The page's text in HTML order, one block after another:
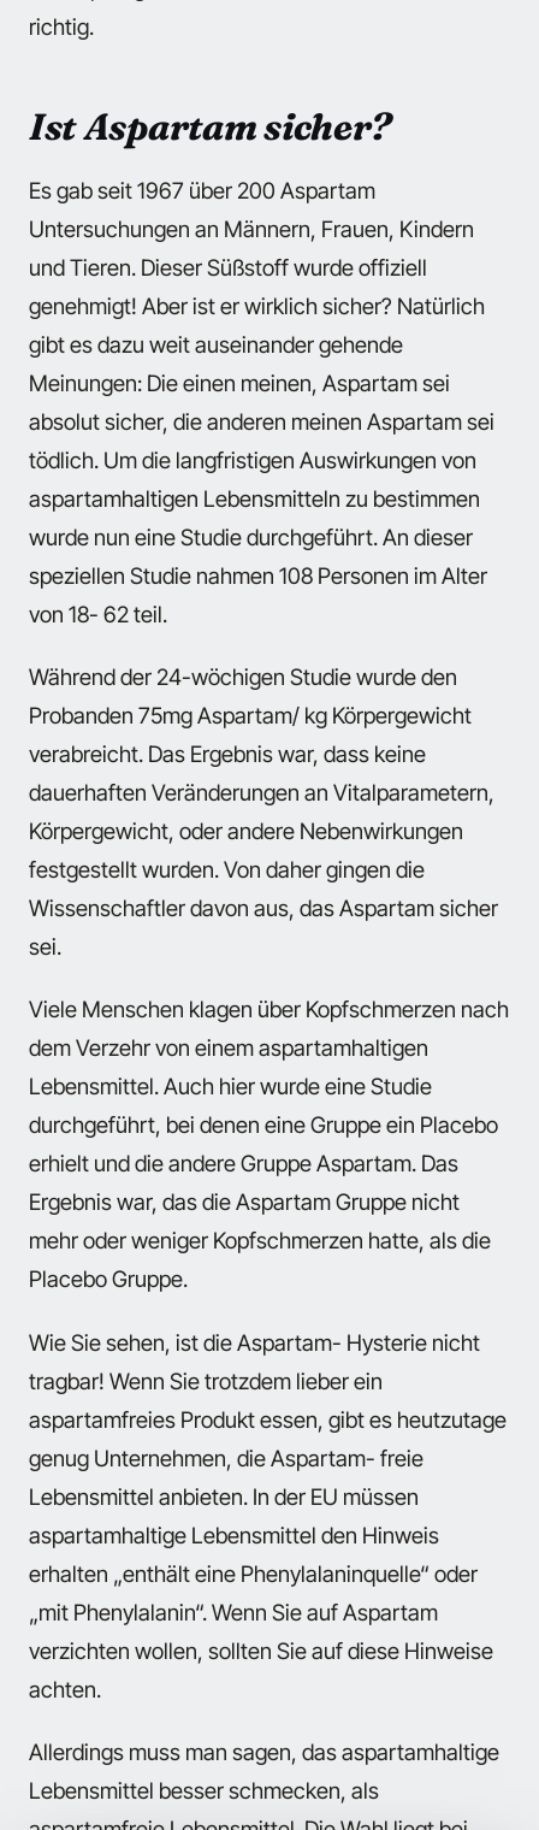
richtig.
Ist Aspartam sicher?
Es gab seit 1967 über 200 Aspartam
Untersuchungen an Männern, Frauen, Kindern
und Tieren. Dieser Süßstoff wurde offiziell
genehmigt! Aber ist er wirklich sicher? Natürlich
gibt es dazu weit auseinander gehende
Meinungen: Die einen meinen, Aspartam sei
absolut sicher, die anderen meinen Aspartam sei
tödlich. Um die langfristigen Auswirkungen von
aspartamhaltigen Lebensmitteln zu bestimmen
wurde nun eine Studie durchgeführt. An dieser
speziellen Studie nahmen 108 Personen im Alter
von 18- 62 teil.
Während der 24-wöchigen Studie wurde den
Probanden 75mg Aspartam/ kg Körpergewicht
verabreicht. Das Ergebnis war, dass keine
dauerhaften Veränderungen an Vitalparametern,
Körpergewicht, oder andere Nebenwirkungen
festgestellt wurden. Von daher gingen die
Wissenschaftler davon aus, das Aspartam sicher
sei.
Viele Menschen klagen über Kopfschmerzen nach
dem Verzehr von einem aspartamhaltigen
Lebensmittel. Auch hier wurde eine Studie
durchgeführt, bei denen eine Gruppe ein Placebo
erhielt und die andere Gruppe Aspartam. Das
Ergebnis war, das die Aspartam Gruppe nicht
mehr oder weniger Kopfschmerzen hatte, als die
Placebo Gruppe.
Wie Sie sehen, ist die Aspartam- Hysterie nicht
tragbar! Wenn Sie trotzdem lieber ein
aspartamfreies Produkt essen, gibt es heutzutage
genug Unternehmen, die Aspartam- freie
Lebensmittel anbieten. In der EU müssen
aspartamhaltige Lebensmittel den Hinweis
erhalten „enthält eine Phenylalaninquelle“ oder
„mit Phenylalanin“. Wenn Sie auf Aspartam
verzichten wollen, sollten Sie auf diese Hinweise
achten.
Allerdings muss man sagen, das aspartamhaltige
Lebensmittel besser schmecken, als